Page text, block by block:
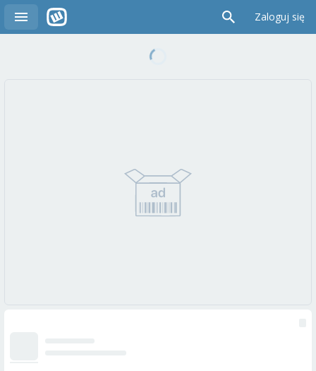
Zaloguj się